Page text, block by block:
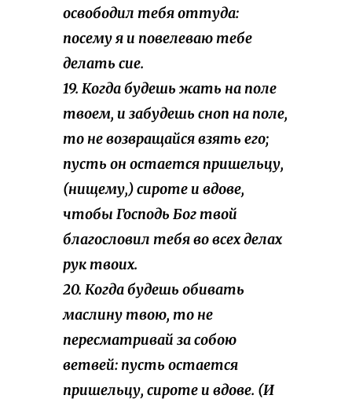
освободил тебя оттуда:
посему я и повелеваю тебе
делать сие.
19. Когда будешь жать на поле
твоем, и забудешь сноп на поле,
то не возвращайся взять его;
пусть он остается пришельцу,
(нищему,) сироте и вдове,
чтобы Господь Бог твой
благословил тебя во всех делах
рук твоих.
20. Когда будешь обивать
маслину твою, то не
пересматривай за собою
ветвей: пусть остается
пришельцу, сироте и вдове. (И